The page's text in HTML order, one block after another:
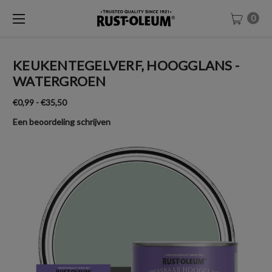
0
KEUKENTEGELVERF, HOOGGLANS -
WATERGROEN
€0,99 - €35,50
Een beoordeling schrijven